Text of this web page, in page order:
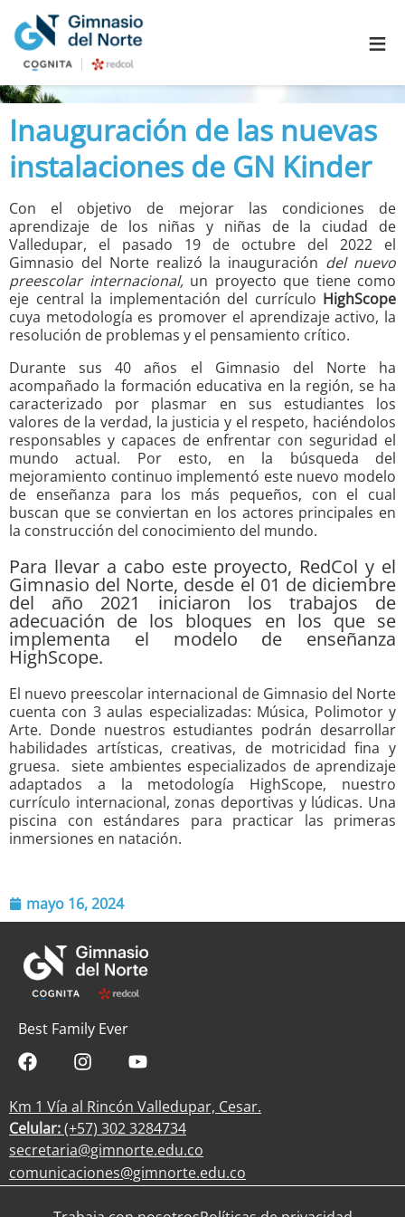
≡
Inauguración de las nuevas
instalaciones de GN Kinder
Con el objetivo de mejorar las condiciones de
aprendizaje de los niñas y niñas de la ciudad de
Valledupar, el pasado 19 de octubre del 2022 el
Gimnasio del Norte realizó la inauguración del nuevo
preescolar internacional, un proyecto que tiene como
eje central la implementación del currículo HighScope
cuya metodología es promover el aprendizaje activo, la
resolución de problemas y el pensamiento crítico.
Durante sus 40 años el Gimnasio del Norte ha
acompañado la formación educativa en la región, se ha
caracterizado por plasmar en sus estudiantes los
valores de la verdad, la justicia y el respeto, haciéndolos
responsables y capaces de enfrentar con seguridad el
mundo actual. Por esto, en la búsqueda del
mejoramiento continuo implementó este nuevo modelo
de enseñanza para los más pequeños, con el cual
buscan que se conviertan en los actores principales en
la construcción del conocimiento del mundo.
Para llevar a cabo este proyecto, RedCol y el
Gimnasio del Norte, desde el 01 de diciembre
del año 2021 iniciaron los trabajos de
adecuación de los bloques en los que se
implementa el modelo de enseñanza
HighScope.
El nuevo preescolar internacional de Gimnasio del Norte
cuenta con 3 aulas especializadas: Música, Polimotor y
Arte. Donde nuestros estudiantes podrán desarrollar
habilidades artísticas, creativas, de motricidad fina y
gruesa. siete ambientes especializados de aprendizaje
adaptados a la metodología HighScope, nuestro
currículo internacional, zonas deportivas y lúdicas. Una
piscina con estándares para practicar las primeras
inmersiones en natación.
mayo 16, 2024
Best Family Ever
Km 1 Vía al Rincón Valledupar, Cesar.
Celular:(+57) 302 3284734
secretaria@gimnorte.edu.co
comunicaciones@gimnorte.edu.co